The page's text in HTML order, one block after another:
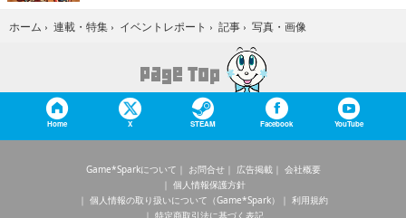
ホーム › 連載・特集 › イベントレポート › 記事 › 写真・画像
Home X STEAM Facebook YouTube
Game*Sparkについて お問合せ 広告掲載
会社概要
個人情報保護方針
個人情報の取り扱いについて（Game*Spark）
利用規約